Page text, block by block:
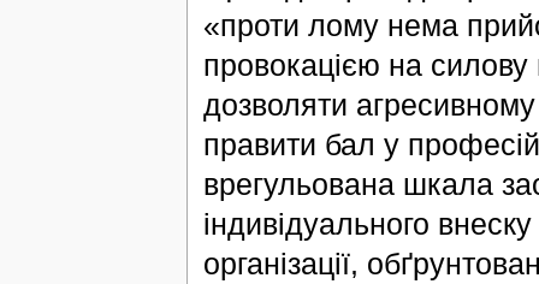
«проти лому нема
провокацією на
дозволяти
правити бал у
врегульована шкала
індивідуального
організації,